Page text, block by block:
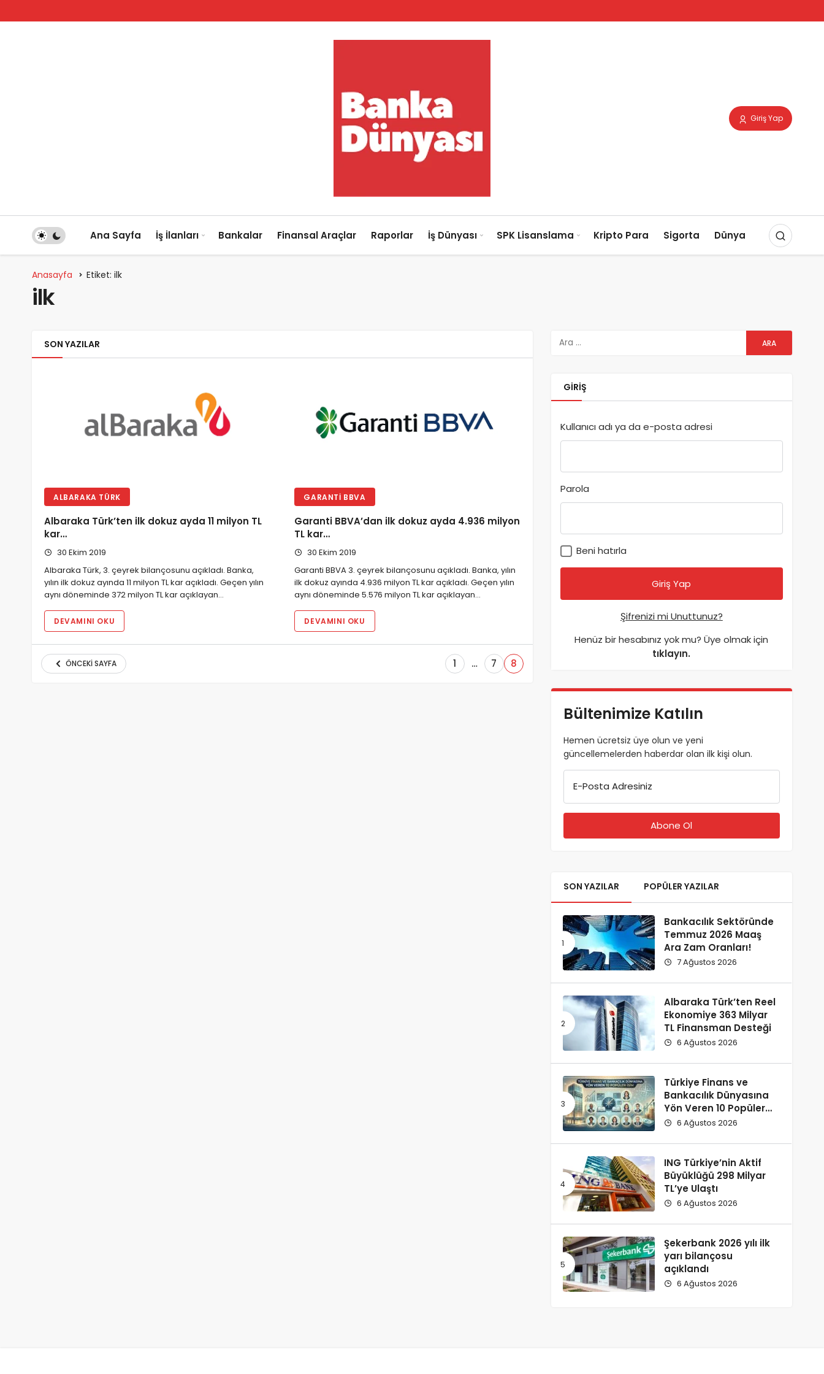
Giriş Yap
Ana Sayfa İş İlanları Bankalar Finansal Araçlar Raporlar İş Dünyası SPK Lisanslama Kripto Para Sigorta Dünya
Anasayfa Etiket: ilk
ilk
SON YAZILAR
ALBARAKA TÜRK
Albaraka Türk’ten ilk dokuz ayda 11 milyon TL
kar…
30 Ekim 2019
Albaraka Türk, 3. çeyrek bilançosunu açıkladı. Banka,
yılın ilk dokuz ayında 11 milyon TL kar açıkladı. Geçen yılın
aynı döneminde 372 milyon TL kar açıklayan…
DEVAMINI OKU
GARANTI BBVA
Garanti BBVA’dan ilk dokuz ayda 4.936 milyon
TL kar…
30 Ekim 2019
Garanti BBVA 3. çeyrek bilançosunu açıkladı. Banka, yılın
ilk dokuz ayında 4.936 milyon TL kar açıkladı. Geçen yılın
aynı döneminde 5.576 milyon TL kar açıklayan…
DEVAMINI OKU
ÖNCEKI SAYFA 1 … 7 8
GIRIŞ
Kullanıcı adı ya da e-posta adresi
Parola
Beni hatırla
Şifrenizi mi Unuttunuz?
Henüz bir hesabınız yok mu? Üye olmak için
tıklayın.
Bültenimize Katılın
Hemen ücretsiz üye olun ve yeni
güncellemelerden haberdar olan ilk kişi olun.
E-Posta Adresiniz
SON YAZILAR POPÜLER YAZILAR
Bankacılık Sektöründe
Temmuz 2026 Maaş
Ara Zam Oranları!
7 Ağustos 2026
Albaraka Türk’ten Reel
Ekonomiye 363 Milyar
TL Finansman Desteği
6 Ağustos 2026
Türkiye Finans ve
Bankacılık Dünyasına
Yön Veren 10 Popüler
İsim6 Ağustos 2026
ING Türkiye’nin Aktif
Büyüklüğü 298 Milyar
TL’ye Ulaştı
6 Ağustos 2026
Şekerbank 2026 yılı ilk
yarı bilançosu
açıklandı
6 Ağustos 2026